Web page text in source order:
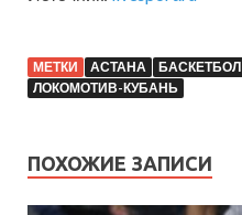
МЕТКИ АСТАНА БАСКЕТБОЛ
ЛОКОМОТИВ-КУБАНЬ
ПОХОЖИЕ ЗАПИСИ